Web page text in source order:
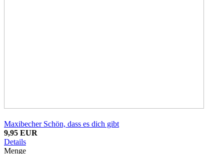
Maxibecher Schön, dass es dich gibt
9,95 EUR
Details
Menge